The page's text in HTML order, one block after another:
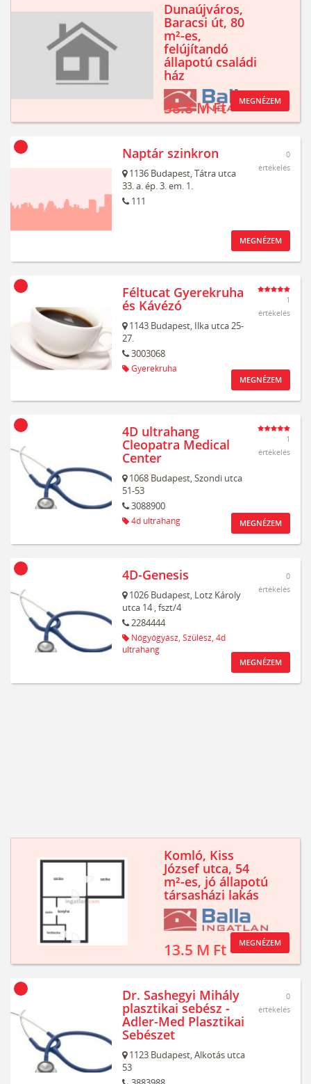
Dunaújváros,
Baracsi út, 80
m²-es,
felújítandó
állapotú családi
ház
38.8 M Ft MEGNÉZEM
Naptár szinkron
1136 Budapest,Tátra utca
33. a. ép. 3. em. 1.
111
0
értékelés
MEGNÉZEM
Féltucat Gyerekruha
és Kávézó
1143 Budapest, Ilka utca 25-
27.
3003068
Gyerekruha
1
értékelés
MEGNÉZEM
4D ultrahang
Cleopatra Medical
Center
1068 Budapest,Szondi utca
51-53
3088900
4d ultrahang
1
értékelés
MEGNÉZEM
4D-Genesis
1026 Budapest, Lotz Károly
utca 14, fszt/4
2284444
Nőgyógyász, Szülész, 4d
ultrahang
0
értékelés
MEGNÉZEM
Komló, Kiss
József utca, 54
m²-es, jó állapotú
társasházi lakás
13.5 M Ft MEGNÉZEM
Dr. Sashegyi Mihály
plasztikai sebész -
Adler-Med Plasztikai
Sebészet
1123 Budapest,Alkotás utca
53
0
értékelés